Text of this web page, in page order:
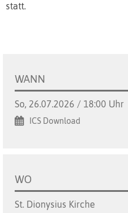
statt.
WANN
So, 26.07.2026 / 18:00 Uhr
ICS Download
WO
St. Dionysius Kirche